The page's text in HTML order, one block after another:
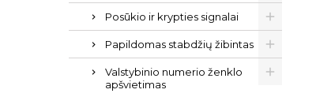
Posūkio ir krypties signalai
Papildomas stabdžių žibintas
Valstybinio numerio ženklo
apšvietimas